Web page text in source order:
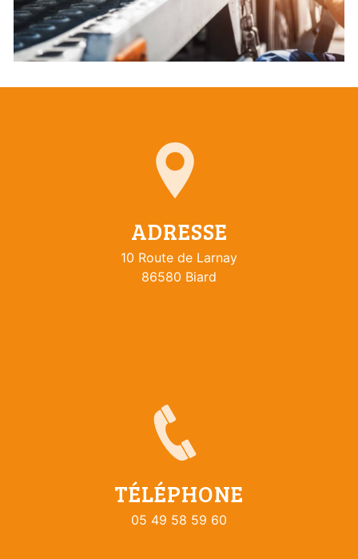
ADRESSE
10 Route de Larnay
86580 Biard
TÉLÉPHONE
05 49 58 59 60